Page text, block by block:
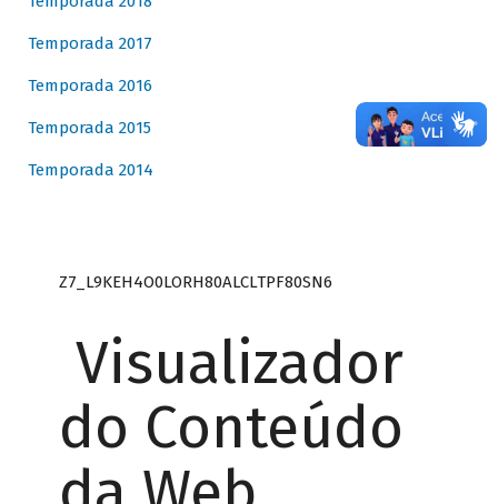
Temporada 2017
Temporada 2016
Temporada 2015
Temporada 2014
Z7_L9KEH4O0LORH80ALCLTPF80SN6
Visualizador
do Conteúdo